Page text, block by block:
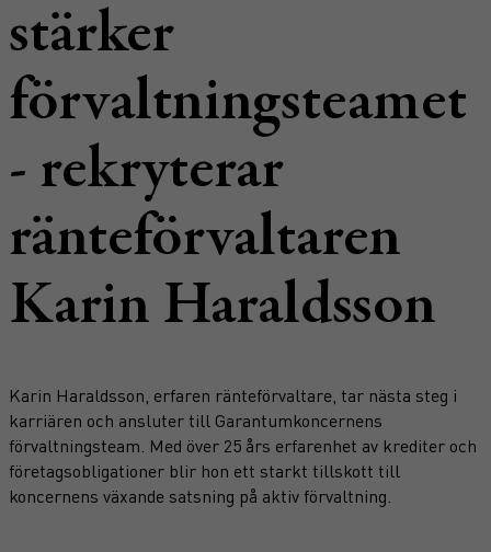
stärker
förvaltningsteamet
- rekryterar
ränteförvaltaren
Karin Haraldsson
Karin Haraldsson, erfaren ränteförvaltare, tar nästa steg i
karriären och ansluter till Garantumkoncernens
förvaltningsteam. Med över 25 års erfarenhet av krediter och
företagsobligationer blir hon ett starkt tillskott till
koncernens växande satsning på aktiv förvaltning.